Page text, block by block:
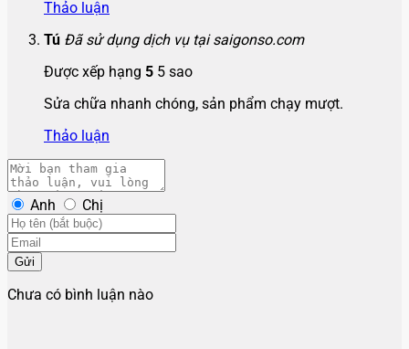
Thảo luận
Tú Đã sử dụng dịch vụ tại saigonso.com
Được xếp hạng 5 5 sao
Sửa chữa nhanh chóng, sản phẩm chạy mượt.
Thảo luận
Anh Chị
Gửi
Chưa có bình luận nào